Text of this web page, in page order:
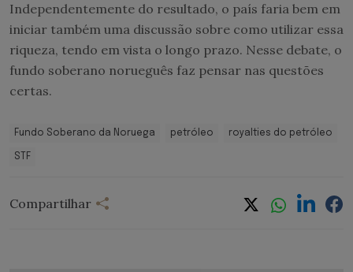
Independentemente do resultado, o país faria bem em
iniciar também uma discussão sobre como utilizar essa
riqueza, tendo em vista o longo prazo. Nesse debate, o
fundo soberano norueguês faz pensar nas questões
certas.
Fundo Soberano da Noruega petróleo royalties do petróleo
STF
Compartilhar